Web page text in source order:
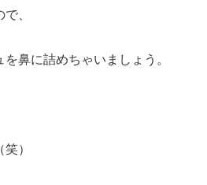
、
鼻に詰めちゃいましょう。
）